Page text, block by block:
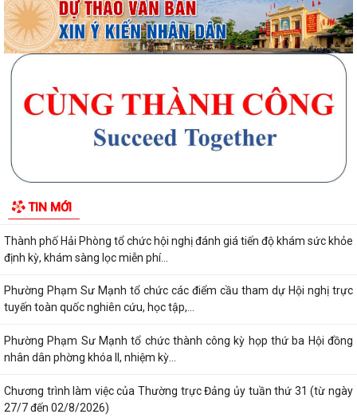
TIN MỚI
Thông báo Về việc tổ chức lưu động hỗ trợ nhân dân chứng thực giấy
ủy quyền nhận thay lương hưu và...
HƯỚNG DẪN NỘP THUẾ ĐIỆN TỬ TRÊN ỨNG DỤNG ETAX MOBILE
Chương trình làm việc tuần 32 của Lãnh đạo UBND phường Phạm Sư
Mạnh
Chương trình làm việc của Thường trực Đảng ủy tuần thứ 32 (từ ngày
định ủy viên Ban chấp hành Đảng bộ...
Thành phố Hải Phòng tổ chức hội nghị đánh giá tiến độ khám sức khỏe
định kỳ, khám sàng lọc miễn phí...
Phường Phạm Sư Mạnh tổ chức các điểm cầu tham dự Hội nghị trực
tuyến toàn quốc nghiên cứu, học tập,...
Phường Phạm Sư Mạnh tổ chức thành công kỳ họp thứ ba Hội đồng
nhân dân phờng khóa II, nhiệm kỳ...
Chương trình làm việc của Thường trực Đảng ủy tuần thứ 31 (từ ngày
27/7 đến 02/8/2026)